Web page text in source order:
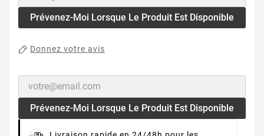
Prévenez-Moi Lorsque Le Produit Est Disponible
Donnez votre avis
Prévenez-Moi Lorsque Le Produit Est Disponible